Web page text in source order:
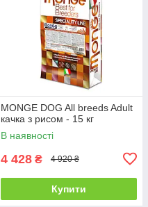
MONGE DOG All breeds Adult
качка з рисом - 15 кг
В наявності
4 428 ₴ 4 920 ₴
Купити